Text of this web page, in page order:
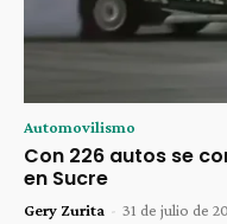
Automovilismo
Con 226 autos se
en Sucre
Gery Zurita - 31 de julio de